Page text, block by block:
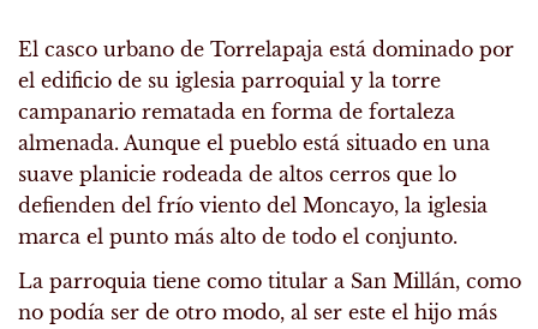
El casco urbano de Torrelapaja está dominado por
el edificio de su iglesia parroquial y la torre
campanario rematada en forma de fortaleza
almenada. Aunque el pueblo está situado en una
suave planicie rodeada de altos cerros que lo
defienden del frío viento del Moncayo, la iglesia
marca el punto más alto de todo el conjunto.
La parroquia tiene como titular a San Millán, como
no podía ser de otro modo, al ser este el hijo más